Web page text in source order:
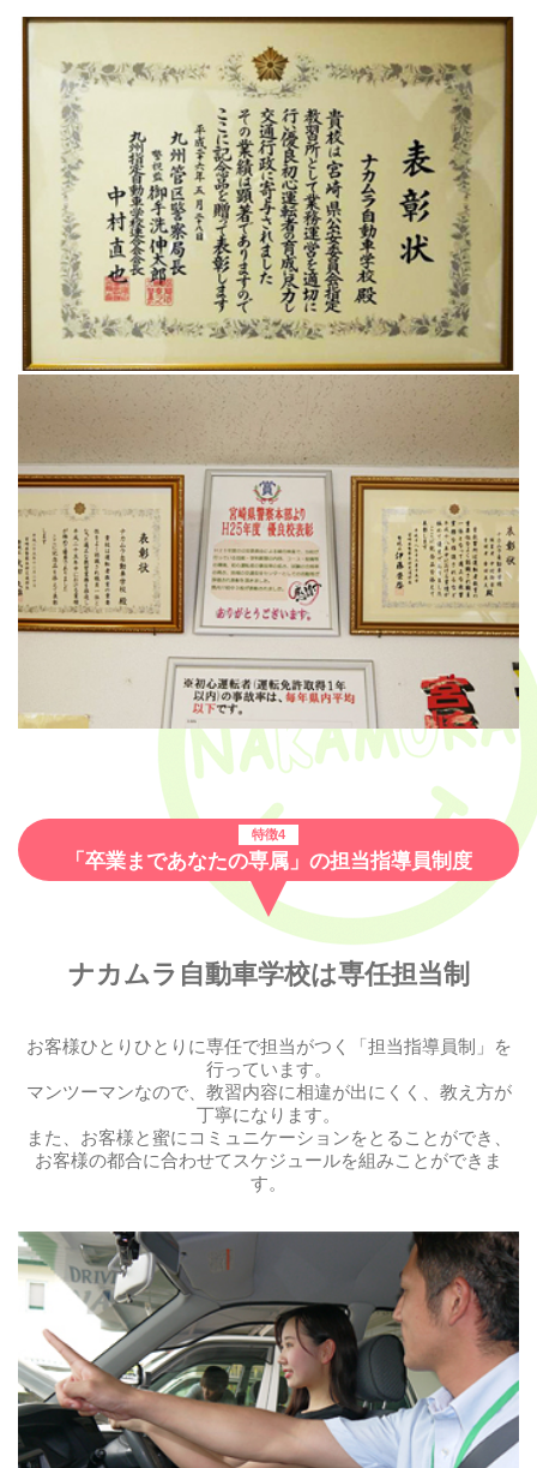
特徴4
「卒業まであなたの専属」の担当指導員制度
ナカムラ自動車学校は専任担当制
お客様ひとりひとりに専任で担当がつく「担当指導員制」を
行っています。
マンツーマンなので、教習内容に相違が出にくく、教え方が
丁寧になります。
また、お客様と蜜にコミュニケーションをとることができ、
お客様の都合に合わせてスケジュールを組みことができま
す。